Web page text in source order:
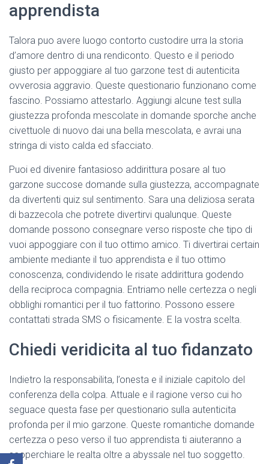
apprendista
Talora puo avere luogo contorto custodire urra la storia
d’amore dentro di una rendiconto. Questo e il periodo
giusto per appoggiare al tuo garzone test di autenticita
ovverosia aggravio. Queste questionario funzionano come
fascino. Possiamo attestarlo. Aggiungi alcune test sulla
giustezza profonda mescolate in domande sporche anche
civettuole di nuovo dai una bella mescolata, e avrai una
stringa di visto calda ed sfacciato.
Puoi ed divenire fantasioso addirittura posare al tuo
garzone succose domande sulla giustezza, accompagnate
da divertenti quiz sul sentimento. Sara una deliziosa serata
di bazzecola che potrete divertirvi qualunque. Queste
domande possono consegnare verso risposte che tipo di
vuoi appoggiare con il tuo ottimo amico. Ti divertirai certain
ambiente mediante il tuo apprendista e il tuo ottimo
conoscenza, condividendo le risate addirittura godendo
della reciproca compagnia. Entriamo nelle certezza o negli
obblighi romantici per il tuo fattorino. Possono essere
contattati strada SMS o fisicamente. E la vostra scelta.
Chiedi veridicita al tuo fidanzato
Indietro la responsabilita, l’onesta e il iniziale capitolo del
conferenza della colpa. Attuale e il ragione verso cui ho
seguace questa fase per questionario sulla autenticita
profonda per il mio garzone. Queste romantiche domande
certezza o peso verso il tuo apprendista ti aiuteranno a
scoperchiare le realta oltre a abyssale nel tuo soggetto.